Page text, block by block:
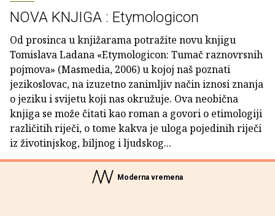
NOVA KNJIGA : Etymologicon
Od prosinca u knjižarama potražite novu knjigu
Tomislava Ladana «Etymologicon: Tumač raznovrsnih
pojmova» (Masmedia, 2006) u kojoj naš poznati
jezikoslovac, na izuzetno zanimljiv način iznosi znanja
o jeziku i svijetu koji nas okružuje. Ova neobična
knjiga se može čitati kao roman a govori o etimologiji
različitih riječi, o tome kakva je uloga pojedinih riječi
iz životinjskog, biljnog i ljudskog...
Moderna vremena